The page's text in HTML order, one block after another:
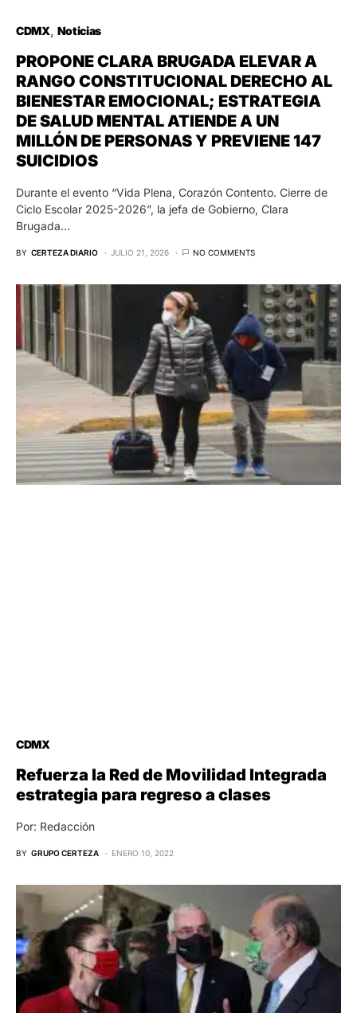
CDMX Noticias
PROPONE CLARA BRUGADA ELEVAR A
RANGO CONSTITUCIONAL DERECHO AL
BIENESTAR EMOCIONAL; ESTRATEGIA
DE SALUD MENTAL ATIENDE A UN
MILLÓN DE PERSONAS Y PREVIENE 147
SUICIDIOS
Durante el evento “Vida Plena, Corazón Contento. Cierre de
Ciclo Escolar 2025-2026”, la jefa de Gobierno, Clara
Brugada…
BY CERTEZA DIARIO JULIO 21, 2026 NO COMMENTS
CDMX
Refuerza la Red de Movilidad Integrada
estrategia para regreso a clases
Por: Redacción
BY GRUPO CERTEZA ENERO 10, 2022